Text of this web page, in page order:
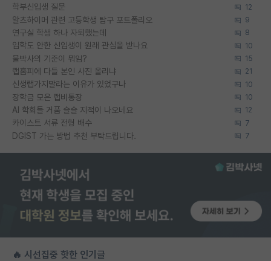
학부신입생 질문 12
알츠하이머 관련 고등학생 탐구 포트폴리오 9
연구실 학생 하나 자퇴했는데 8
입학도 안한 신입생이 원래 관심을 받나요 10
물박사의 기준이 뭐임? 15
랩홈피에 다들 본인 사진 올리냐 21
신생랩가지말라는 이유가 있었구나 10
장학금 모은 랩비통장 10
AI 학회들 거품 슬슬 지적이 나오네요 12
카이스트 서류 전형 배수 7
DGIST 가는 방법 추천 부탁드립니다. 7
🔥 시선집중 핫한 인기글